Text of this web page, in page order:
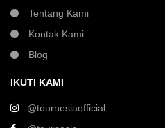
Tentang Kami
Kontak Kami
Blog
IKUTI KAMI
@tournesiaofficial